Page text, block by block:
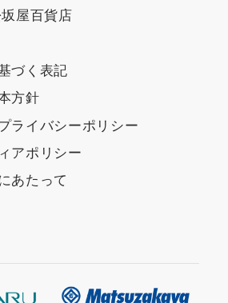
屋百貨店
づく表記
方針
ライバシーポリシー
アポリシー
あたって